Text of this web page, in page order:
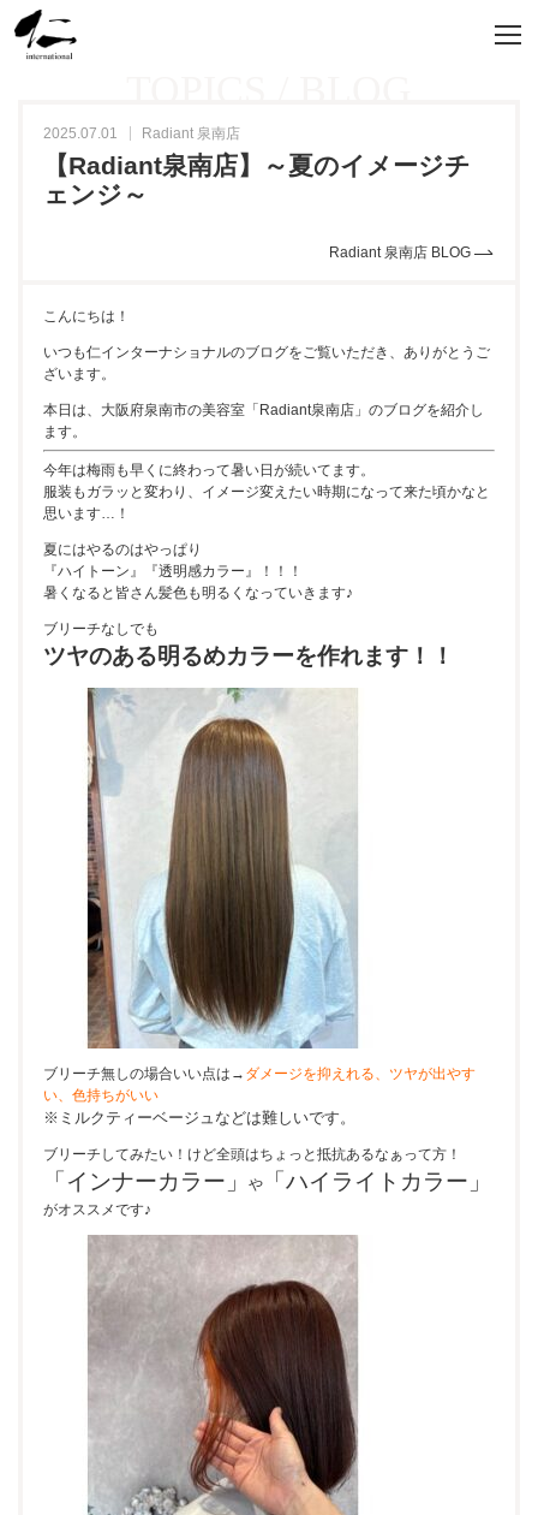
2025.07.01 Radiant 泉南店
【Radiant泉南店】～夏のイメージチ
ェンジ～
Radiant 泉南店 BLOG
こんにちは！
いつも仁インターナショナルのブログをご覧いただき、ありがとうご
ざいます。
本日は、大阪府泉南市の美容室「Radiant泉南店」のブログを紹介し
ます。
今年は梅雨も早くに終わって暑い日が続いてます。
服装もガラッと変わり、イメージ変えたい時期になって来た頃かなと
思います…！
夏にはやるのはやっぱり
『ハイトーン』『透明感カラー』！！！
暑くなると皆さん髪色も明るくなっていきます♪
ブリーチなしでも
ツヤのある明るめカラーを作れます！！
ブリーチ無しの場合いい点は→ ダメージを抑えれる、ツヤが出やす
い、色持ちがいい
※ミルクティーベージュなどは難しいです。
ブリーチしてみたい！けど全頭はちょっと抵抗あるなぁって方！
「インナーカラー」や 「ハイライトカラー」
がオススメです♪